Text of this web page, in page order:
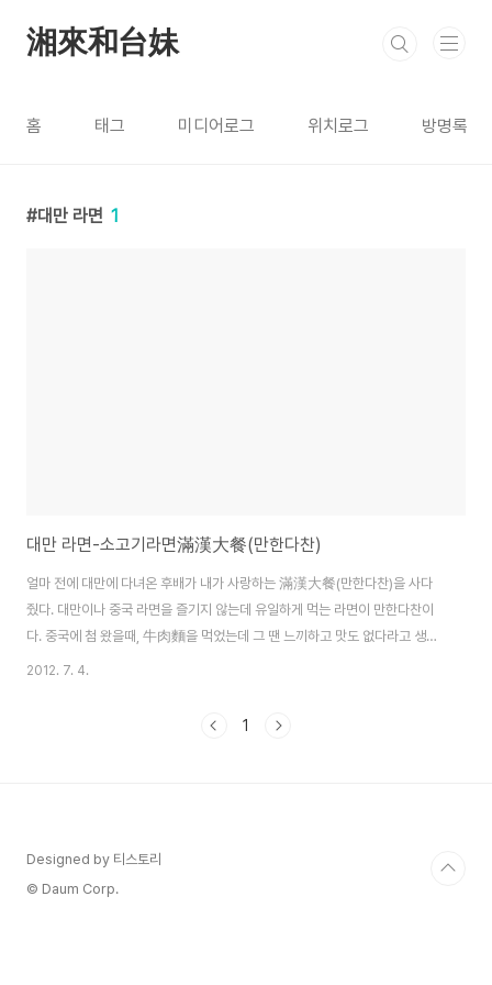
湘來和台妹
홈 태그 미디어로그 위치로그 방명록
대만 라면 1
대만 라면-소고기라면滿漢大餐(만한다찬)
얼마 전에 대만에 다녀온 후배가 내가 사랑하는 滿漢大餐(만한다찬)을 사다
줬다. 대만이나 중국 라면을 즐기지 않는데 유일하게 먹는 라면이 만한다찬이
다. 중국에 첨 왔을때, 牛肉麵을 먹었는데 그 땐 느끼하고 맛도 없다라고 생각
했는데 대만 가서 먹어보곤 반하게 되었다.대만에 만한다찬 말고 다른 브랜드
珍味牛肉麵과 蔥燒牛肉麵. 평상시 국물이 맑은 清燉보다는 간장 등으로
2012. 7. 4.
1
Designed by 티스토리
© Daum Corp.